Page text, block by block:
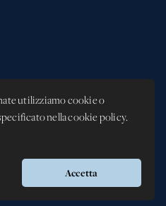
utilizziamo cookie o
nella cookie policy.
Accetta